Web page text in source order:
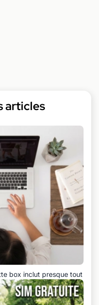
articles
box inclut presque tout